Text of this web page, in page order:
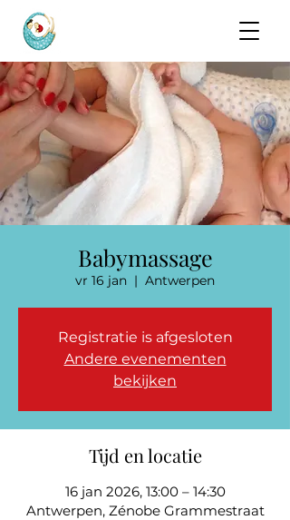
Babymassage
vr 16 jan
  |
Antwerpen
Registratie is afgesloten
Andere evenementen
bekijken
Tijd en locatie
16 jan 2026, 13:00 – 14:30
Antwerpen, Zénobe Grammestraat